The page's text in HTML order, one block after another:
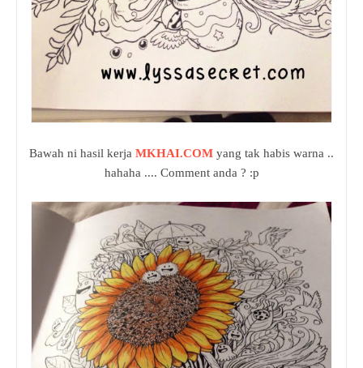
Bawah ni hasil kerja MKHAI.COM yang tak habis warna ..
hahaha .... Comment anda ? :p